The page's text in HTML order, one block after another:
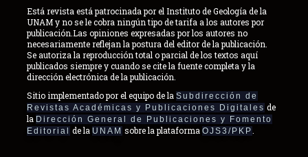
Está revista está patrocinada por el Instituto de Geología de la
UNAM y no se le cobra ningún tipo de tarifa a los autores por
publicación.Las opiniones expresadas por los autores no
necesariamente reflejan la postura del editor de la publicación.
Se autoriza la reproducción total o parcial de los textos aquí
publicados siempre y cuando se cite la fuente completa y la
dirección electrónica de la publicación.
Sitio implementado por el equipo de la Subdirección de
Revistas Académicas y Publicaciones Digitales de
la Dirección General de Publicaciones y Fomento
Editorial de la UNAM sobre la plataforma OJS3/PKP